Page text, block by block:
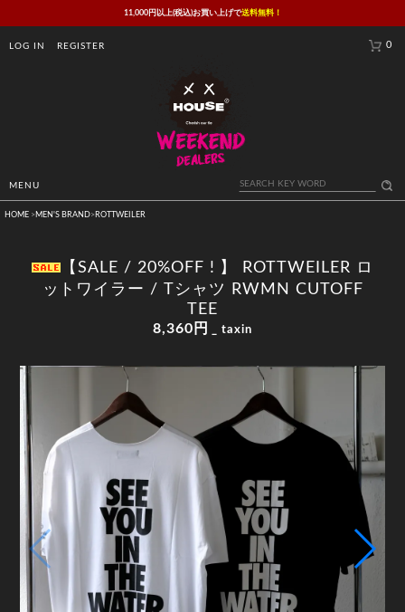
11,000円以上(税込)お買い上げで送料無料！
LOG IN REGISTER 0
MENU
HOME > MEN'S BRAND> ROTTWEILER
【SALE / 20%OFF ! 】 ROTTWEILER ロ
ットワイラー / Tシャツ RWMN CUTOFF
TEE
8,360円 _ taxin